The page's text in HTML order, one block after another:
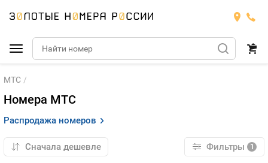
МТС
Билайн
МТС
Номера МТС
Распродажа номеров
Фильтры 1